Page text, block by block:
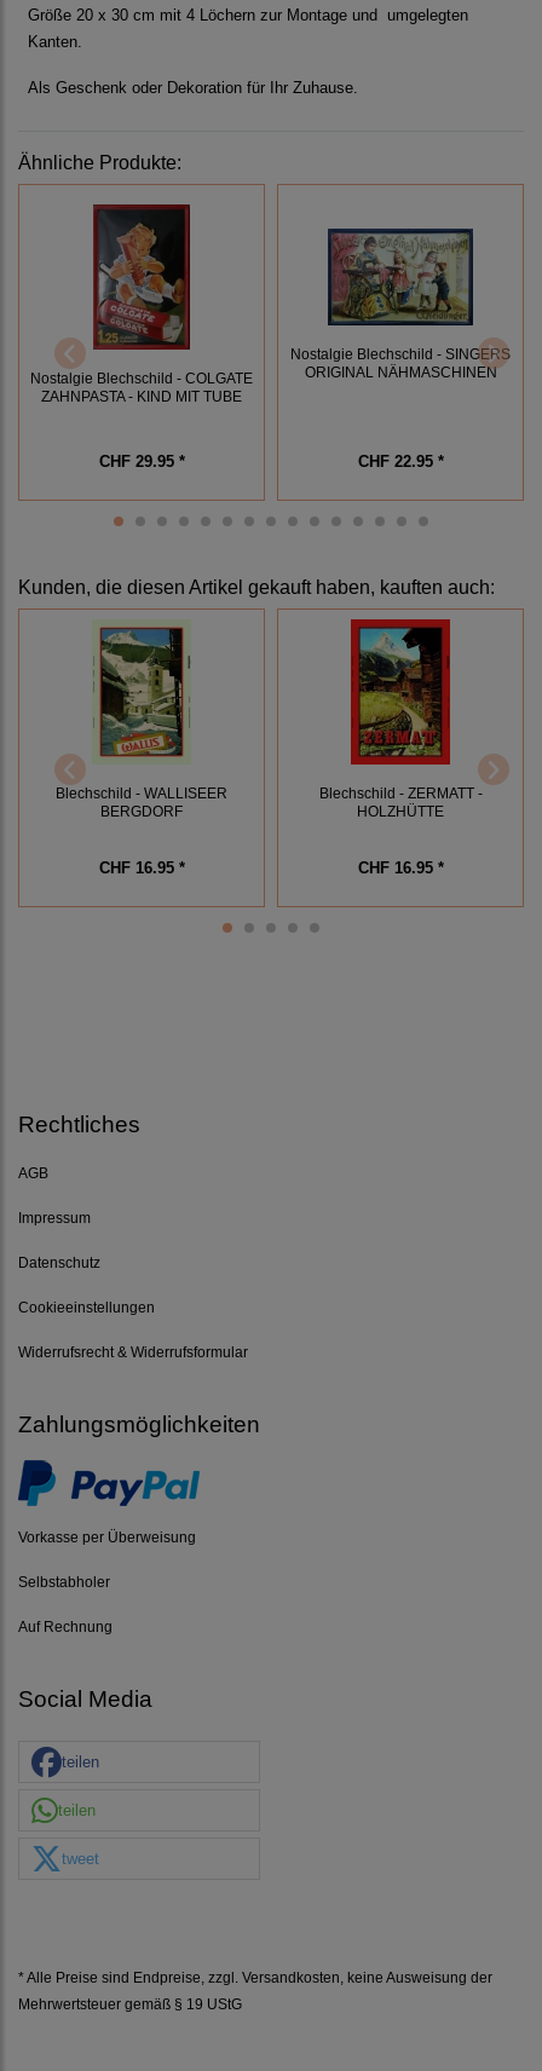
Größe 20 x 30 cm mit 4 Löchern zur Montage und umgelegten
Kanten.
Als Geschenk oder Dekoration für Ihr Zuhause.
Ähnliche Produkte:
Nostalgie Blechschild - COLGATE
ZAHNPASTA - KIND MIT TUBE
CHF 29.95 *
Nostalgie Blechschild - SINGERS
ORIGINAL NÄHMASCHINEN
CHF 22.95 *
Kunden, die diesen Artikel gekauft haben, kauften auch:
Blechschild - WALLISEER
BERGDORF
CHF 16.95 *
Blechschild - ZERMATT -
HOLZHÜTTE
CHF 16.95 *
Rechtliches
AGB
Impressum
Datenschutz
Cookieeinstellungen
Widerrufsrecht & Widerrufsformular
Zahlungsmöglichkeiten
Vorkasse per Überweisung
Selbstabholer
Auf Rechnung
Social Media
teilen
teilen
tweet
* Alle Preise sind Endpreise, zzgl. Versandkosten , keine Ausweisung der
Mehrwertsteuer gemäß § 19 UStG